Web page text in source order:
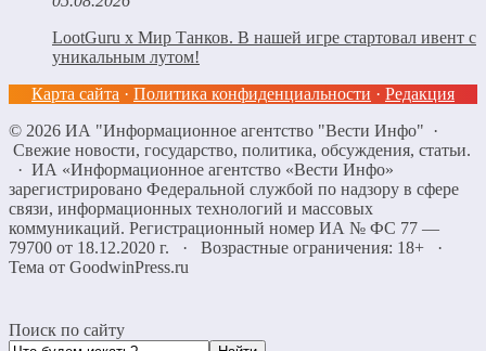
LootGuru x Мир Танков. В нашей игре стартовал ивент с
уникальным лутом!
Карта сайта · Политика конфиденциальности · Редакция
© 2026 ИА "Информационное агентство "Вести Инфо" ·
Свежие новости, государство, политика, обсуждения, статьи.
· ИА «Информационное агентство «Вести Инфо»
зарегистрировано Федеральной службой по надзору в сфере
связи, информационных технологий и массовых
коммуникаций. Регистрационный номер ИА № ФС 77 —
79700 от 18.12.2020 г. · Возрастные ограничения: 18+
·
Тема от GoodwinPress.ru
Поиск по сайту